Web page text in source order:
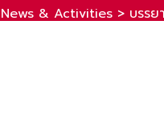
News & Activities > บรรย